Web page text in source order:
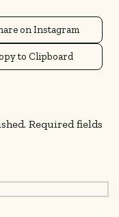
on Instagram
to Clipboard
Required fields